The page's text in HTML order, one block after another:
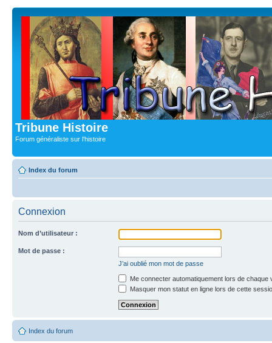
Tribune Histoire
Forum généraliste sur l'histoire
Index du forum
Connexion
Nom d’utilisateur :
Mot de passe :
J’ai oublié mon mot de passe
Me connecter automatiquement lors de chaque
Masquer mon statut en ligne lors de cette
Index du forum